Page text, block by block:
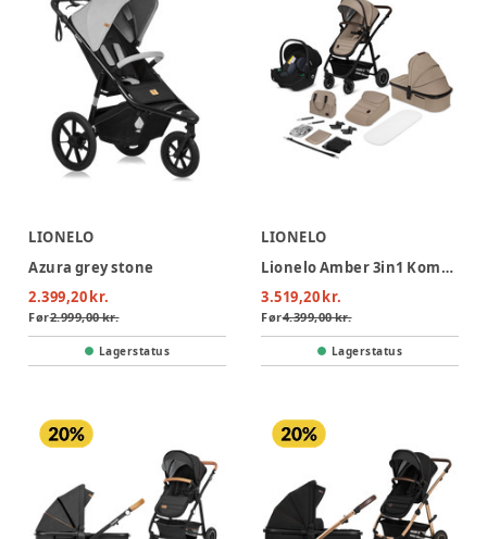
LIONELO
Azura grey stone
2.399,20 kr.
Før2.999,00 kr.
Lagerstatus
LIONELO
Lionelo Amber 3in1 Kombivognspakke - Beige Sand
3.519,20 kr.
Før4.399,00 kr.
Lagerstatus